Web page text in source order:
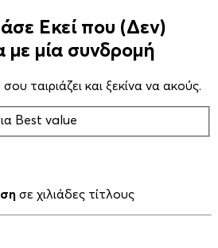
Εκεί που (Δεν)
μία συνδρομή
ταιριάζει και ξεκίνα να ακούς.
Best value
σε χιλιάδες τίτλους